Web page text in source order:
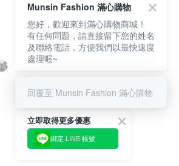
立即取得更多優惠
綁定 LINE 帳號
Munsin Fashion 滿心購物
您好，歡迎來到滿心購物商城！
有任何問題，請直接留下您的姓名
及聯絡電話，方便我們以最快速度
處理喔~
回覆至 Munsin Fashion 滿心購物